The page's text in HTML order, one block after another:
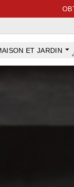
ET JARDIN